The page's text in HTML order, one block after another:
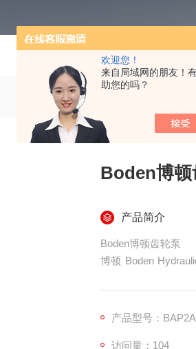
欢迎您！
来自局域网的朋友！
助您的吗？
当前位置：
Boden博顿
产品简介
Boden博顿齿轮泵
博顿 Boden
牌。产品型号：
访问量：104